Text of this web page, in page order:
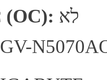
האצת מפעל (OC): לא
GV-